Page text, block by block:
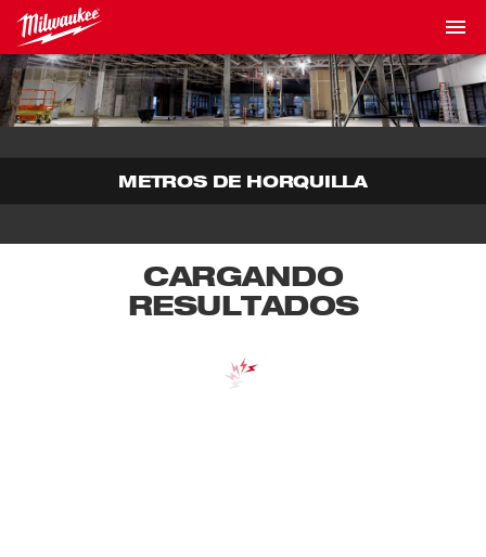
METROS DE HORQUILLA
CARGANDO
RESULTADOS